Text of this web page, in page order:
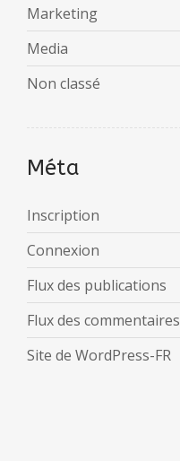
Marketing
Media
Non classé
Méta
Inscription
Connexion
Flux des publications
Flux des commentaires
Site de WordPress-FR